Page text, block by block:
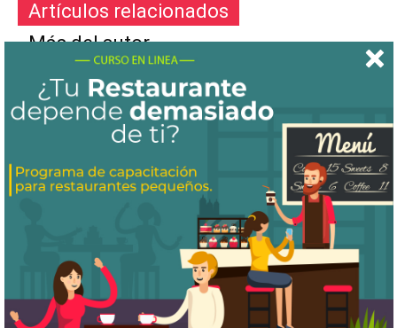
Artículos relacionados
Más del autor
¿Cómo puedo saber si estoy ganando
dinero con mi restaurante?
¿Cómo aumentar las ventas de tu
restaurante este 2025?
E-Learning: La Solución a la Alta
Rotación de Empleados en
Restaurantes